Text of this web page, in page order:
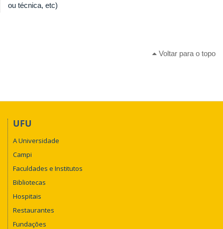
ou técnica, etc)
Voltar para o topo
UFU
A Universidade
Campi
Faculdades e Institutos
Bibliotecas
Hospitais
Restaurantes
Fundações